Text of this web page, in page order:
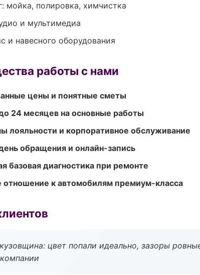
мойка, полировка, химчистка
и мультимедиа
и навесного оборудования
работы с нами
цены и понятные сметы
24 месяцев на основные работы
лояльности и корпоративное обслуживание
обращения и онлайн-запись
базовая диагностика при ремонте
отношение к автомобилям премиум-класса
цвет попали идеально, зазоры